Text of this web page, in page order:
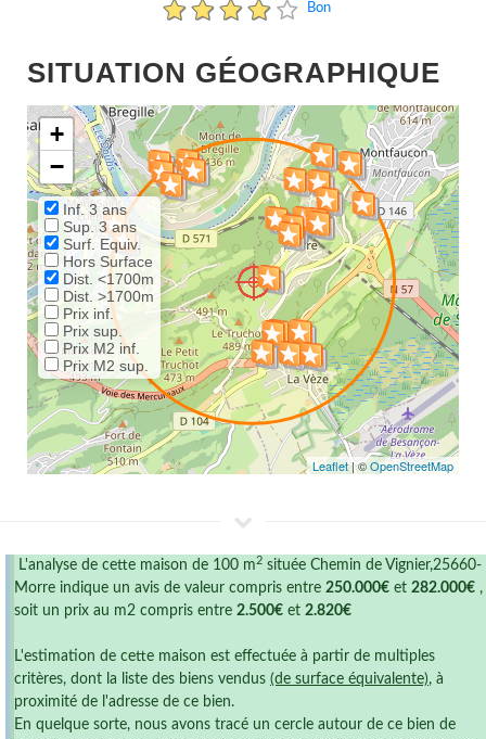
Bon
SITUATION GÉOGRAPHIQUE
+
−
Inf. 3 ans
Sup. 3 ans
Surf. Equiv.
Hors Surface
Dist. <1700m
Dist. >1700m
Prix inf.
Prix sup.
Prix M2 inf.
Prix M2 sup.
Leaflet| ©OpenStreetMap
L'analyse de cette maison de 100 m 2 située Chemin de Vignier,25660-
Morre indique un avis de valeur compris entre 250.000€ et 282.000€ ,
soit un prix au m2 compris entre 2.500€ et 2.820€
L'estimation de cette maison est effectuée à partir de multiples
critères, dont la liste des biens vendus (de surface équivalente), à
proximité de l'adresse de ce bien.
En quelque sorte, nous avons tracé un cercle autour de ce bien de